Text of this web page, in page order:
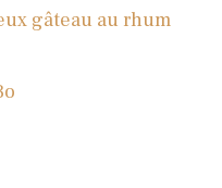
gâteau au rhum